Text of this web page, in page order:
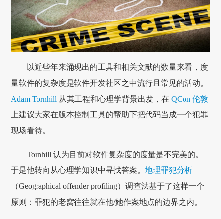
以近些年来涌现出的工具和相关文献的数量来看，度
量软件的复杂度是软件开发社区之中流行且常见的活动。
Adam Tornhill 从其工程和心理学背景出发，在QCon 伦敦
上建议大家在版本控制工具的帮助下把代码当成一个犯罪
现场看待。
Tornhill 认为目前对软件复杂度的度量是不完美的。
于是他转向从心理学知识中寻找答案。地理罪犯分析
（Geographical offender profiling）调查法基于了这样一个
原则：罪犯的老窝往往就在他/她作案地点的边界之内。